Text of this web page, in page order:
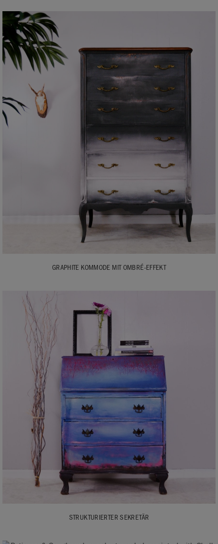
GRAPHITE KOMMODE MIT OMBRÉ-EFFEKT
STRUKTURIERTER SEKRETÄR